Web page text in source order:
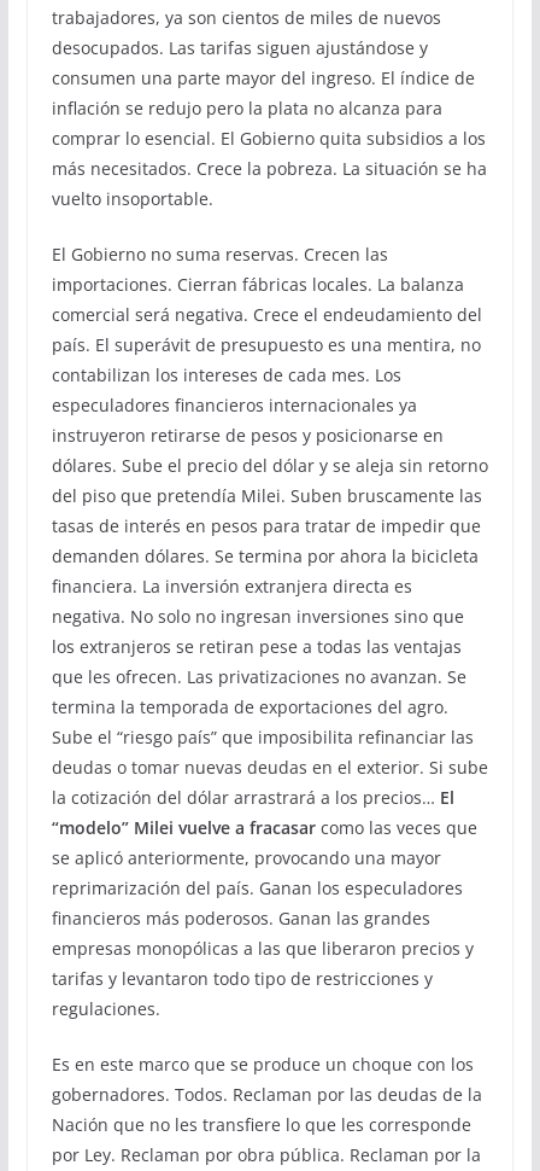
trabajadores, ya son cientos de miles de nuevos
desocupados. Las tarifas siguen ajustándose y
consumen una parte mayor del ingreso. El índice de
inflación se redujo pero la plata no alcanza para
comprar lo esencial. El Gobierno quita subsidios a los
más necesitados. Crece la pobreza. La situación se ha
vuelto insoportable.
El Gobierno no suma reservas. Crecen las
importaciones. Cierran fábricas locales. La balanza
comercial será negativa. Crece el endeudamiento del
país. El superávit de presupuesto es una mentira, no
contabilizan los intereses de cada mes. Los
especuladores financieros internacionales ya
instruyeron retirarse de pesos y posicionarse en
dólares. Sube el precio del dólar y se aleja sin retorno
del piso que pretendía Milei. Suben bruscamente las
tasas de interés en pesos para tratar de impedir que
demanden dólares. Se termina por ahora la bicicleta
financiera. La inversión extranjera directa es
negativa. No solo no ingresan inversiones sino que
los extranjeros se retiran pese a todas las ventajas
que les ofrecen. Las privatizaciones no avanzan. Se
termina la temporada de exportaciones del agro.
Sube el “riesgo país” que imposibilita refinanciar las
deudas o tomar nuevas deudas en el exterior. Si sube
la cotización del dólar arrastrará a los precios… El
“modelo” Milei vuelve a fracasarcomo las veces que
se aplicó anteriormente, provocando una mayor
reprimarización del país. Ganan los especuladores
financieros más poderosos. Ganan las grandes
empresas monopólicas a las que liberaron precios y
tarifas y levantaron todo tipo de restricciones y
regulaciones.
Es en este marco que se produce un choque con los
gobernadores. Todos. Reclaman por las deudas de la
Nación que no les transfiere lo que les corresponde
por Ley. Reclaman por obra pública. Reclaman por la